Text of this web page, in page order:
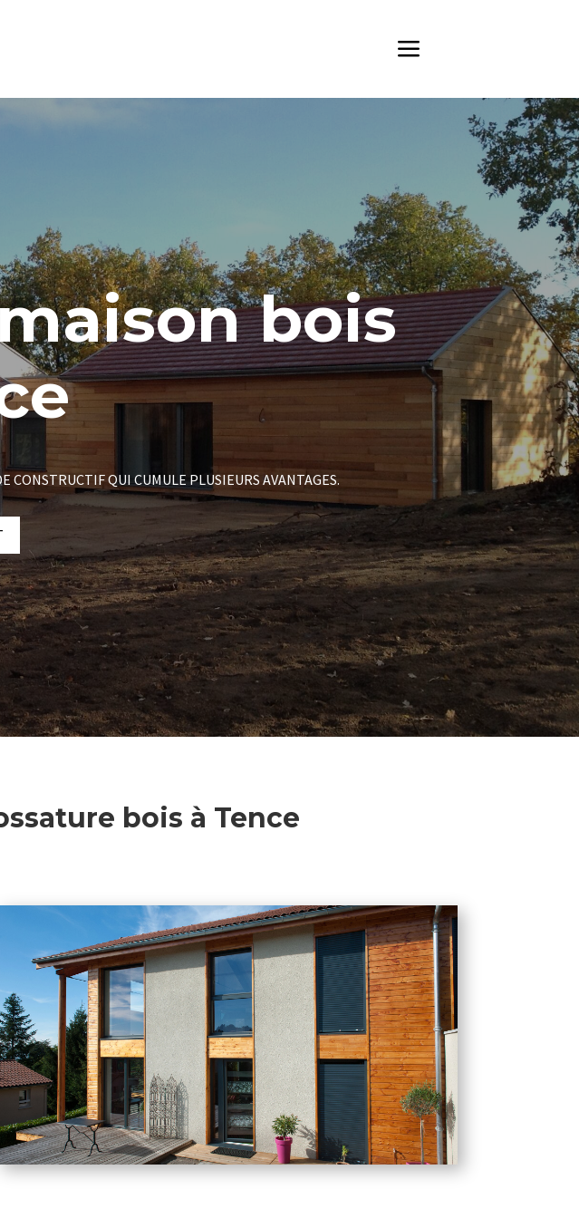
bois
CONSTRUCTIF QUI CUMULE PLUSIEURS AVANTAGES.
bois à Tence